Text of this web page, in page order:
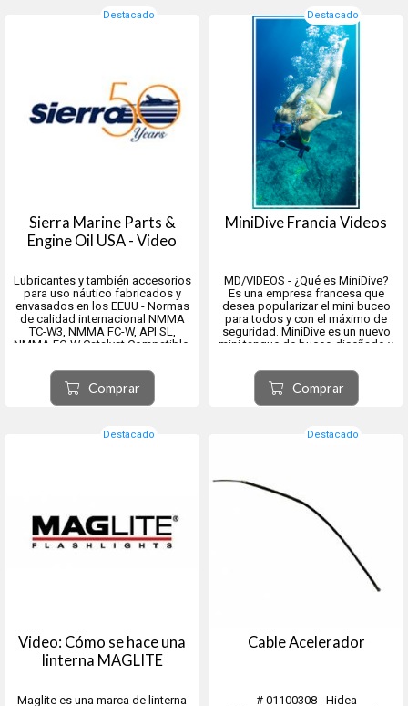
Destacado
Sierra Marine Parts &
Engine Oil USA - Video
Lubricantes y también accesorios
para uso náutico fabricados y
envasados en los EEUU - Normas
de calidad internacional NMMA
TC-W3, NMMA FC-W, API SL,
NMMA FC-W Catalyst Compatible,
API MT-1, (PG-1) and proposed PG-
2,SAE J2360.
Comprar
Destacado
MiniDive Francia Videos
MD/VIDEOS - ¿Qué es MiniDive?
Es una empresa francesa que
desea popularizar el mini buceo
para todos y con el máximo de
seguridad. MiniDive es un nuevo
mini tanque de buceo diseñado y
todos. Para eso, productos más
prácticos y accesibles que el
equipo de buceo tradici...
Comprar
Destacado
Video: Cómo se hace una
linterna MAGLITE
Maglite es una marca de linterna
Destacado
Cable Acelerador
# 01100308 - Hidea